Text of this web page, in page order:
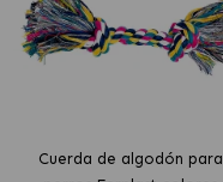
Cuerda de algodón para